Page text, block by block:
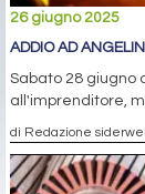
26 giugno 2025
ADDIO AD
Sabato 28 giugno
all'imprenditore,
di Redazione